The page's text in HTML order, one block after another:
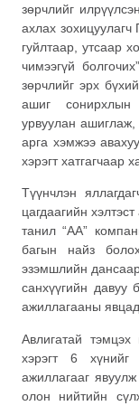
зөрчлийг
ахлах
гуйлтаар, утсаар
чимээгүй
зөрчлийг эрх
ашиг
урвуулан
арга хэмжээ
хэрэгт хатгагчаар
Түүнчлэн
цагдаагийн
танил “АА”
багын найз
эзэмшлийн
санхүүгийн
ажиллагааны явцад
Авлигатай
хэрэгт 6 хүнийг
ажиллагааг
олон нийтийн